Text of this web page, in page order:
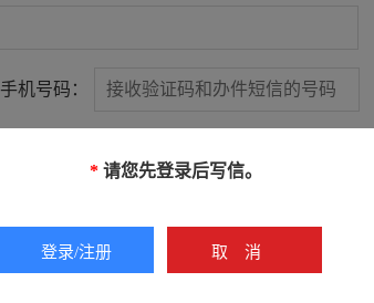
手机号码：
* 请您先登录后写信。
登录/注册 取消